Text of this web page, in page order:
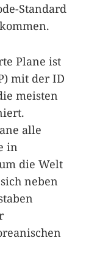
Standard
Plane ist
mit der ID
meisten
alle
in
die Welt
neben